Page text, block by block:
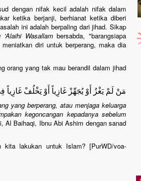
dengan nifak kecil adalah nifak dalam
ketika berjanji, berhianat ketika diberi
ini adalah berpaling dari jihad. Sikap
'Alaihi Wasallambersabda, "barangsiapa
diri untuk berperang, maka dia
orang yang tak mau berandil dalam jihad
مَنْ لَمْ يَغْزُ أَوْ يُجَهِّزْ غَازِياً أَوْ يَخْلُفْ غَازِياً
yang berperang, atau menjaga keluarga
kegoncangan kepadanya sebelum
Al Baihaqi, Ibnu Abi Ashim dengan sanad
lakukan untuk Islam? [PurWD/voa-